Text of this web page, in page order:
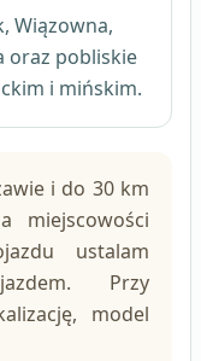
Wiązowna,
oraz pobliskie
i mińskim.
i do 30 km
miejscowości
ustalam
Przy
model